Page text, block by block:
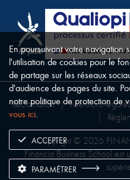
Copyright © 2026
Financia Business School est
Réclamation | Mentions légales
En poursuivant votre navigation
l'utilisation de cookies pour le
de partage sur les réseaux
d'audience des pages du site.
notre politique de protection de
vous ici.
ACCEPTER
PARAMÉTRER